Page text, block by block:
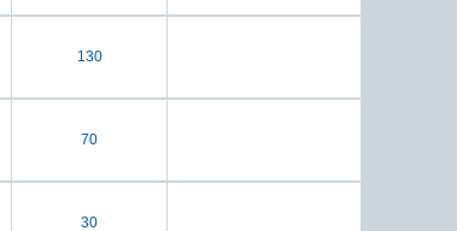
130
70
30